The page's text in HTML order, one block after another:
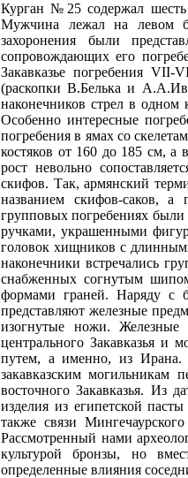
Курган №25 содержал
Мужчина лежал на левом
захоронения были
сопровождающих его
Закавказье погребения
(раскопки В.Белька и
наконечников стрел в
Особенно интересные
погребения в ямах со
костяков от 160 до 185 см, а
рост невольно
скифов. Так, армянский
названием скифов-саков,
групповых погребениях
ручками, украшенными
головок хищников с
наконечники встречались
снабженных согнутым
формами граней. Наряду с
представляют железные
изогнутые ножи.
центрального Закавказья и
путем, а именно, из Ирана.
закавказским могильникам
восточного Закавказья. Из
изделия из египетской
также связи
Рассмотренный нами
культурой бронзы, но
определенные влияния